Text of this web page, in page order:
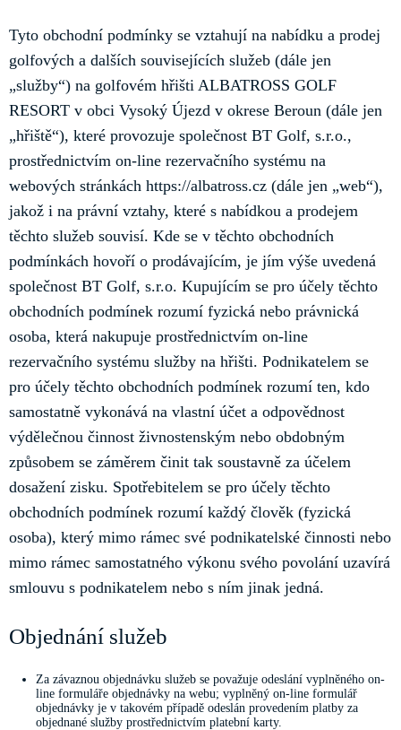
Tyto obchodní podmínky se vztahují na nabídku a prodej
golfových a dalších souvisejících služeb (dále jen
„služby“) na golfovém hřišti ALBATROSS GOLF
RESORT v obci Vysoký Újezd v okrese Beroun (dále jen
„hřiště“), které provozuje společnost BT Golf, s.r.o.,
prostřednictvím on-line rezervačního systému na
webových stránkách https://albatross.cz (dále jen „web“),
jakož i na právní vztahy, které s nabídkou a prodejem
těchto služeb souvisí. Kde se v těchto obchodních
podmínkách hovoří o prodávajícím, je jím výše uvedená
společnost BT Golf, s.r.o. Kupujícím se pro účely těchto
obchodních podmínek rozumí fyzická nebo právnická
osoba, která nakupuje prostřednictvím on-line
rezervačního systému služby na hřišti. Podnikatelem se
pro účely těchto obchodních podmínek rozumí ten, kdo
samostatně vykonává na vlastní účet a odpovědnost
výdělečnou činnost živnostenským nebo obdobným
způsobem se záměrem činit tak soustavně za účelem
dosažení zisku. Spotřebitelem se pro účely těchto
obchodních podmínek rozumí každý člověk (fyzická
osoba), který mimo rámec své podnikatelské činnosti nebo
mimo rámec samostatného výkonu svého povolání uzavírá
smlouvu s podnikatelem nebo s ním jinak jedná.
Objednání služeb
Za závaznou objednávku služeb se považuje odeslání vyplněného on-
line formuláře objednávky na webu; vyplněný on-line formulář
objednávky je v takovém případě odeslán provedením platby za
objednané služby prostřednictvím platební karty.